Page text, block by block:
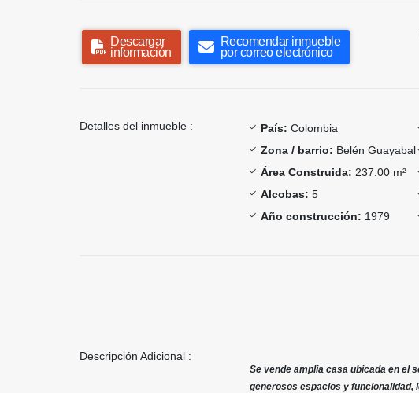
Descargar
información
Recomendar inmueble
por correo electrónico
Detalles del inmueble : País: Colombia
Zona / barrio: Belén Guayabal
Área Construida: 237.00 m²
Alcobas: 5
Año construcción: 1979
Descripción Adicional :
Se vende amplia casa ubicada en el
generosos espacios y funcionalidad,